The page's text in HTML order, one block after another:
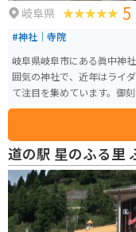
岐阜県 5
#神社｜寺院
岐阜県岐阜市にある眞中神
囲気の神社で、近年はライ
て注目を集めています。御
に刻印を施すもので、ツーリング
心が落ち着く空気に包まれ
バイク専用の駐車場も用意
せて立ち寄る人も多く見ら
ぴったりな、ライダーにも
道の駅 星のふる里